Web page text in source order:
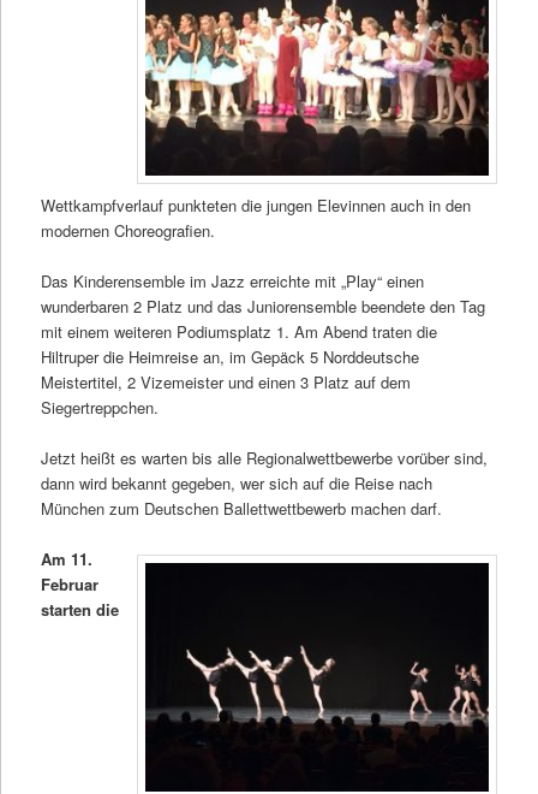
Wettkampfverlauf punkteten die jungen Elevinnen auch in den
modernen Choreografien.
Das Kinderensemble im Jazz erreichte mit „Play“ einen
wunderbaren 2 Platz und das Juniorensemble beendete den Tag
mit einem weiteren Podiumsplatz 1. Am Abend traten die
Hiltruper die Heimreise an, im Gepäck 5 Norddeutsche
Meistertitel, 2 Vizemeister und einen 3 Platz auf dem
Siegertreppchen.
Jetzt heißt es warten bis alle Regionalwettbewerbe vorüber sind,
dann wird bekannt gegeben, wer sich auf die Reise nach
München zum Deutschen Ballettwettbewerb machen darf.
Am 11.
Februar
starten die